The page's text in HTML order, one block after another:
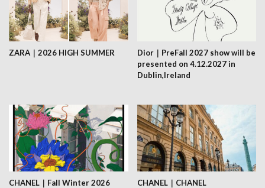
ZARA｜2026 HIGH SUMMER
Dior｜PreFall 2027 show will be
presented on 4.12.2027 in
Dublin,Ireland
CHANEL｜Fall Winter 2026
CHANEL｜CHANEL